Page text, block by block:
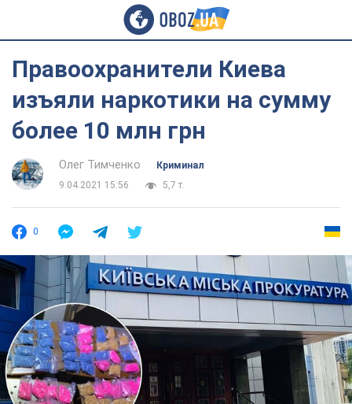
Правоохранители Киева
изъяли наркотики на сумму
более 10 млн грн
Олег Тимченко
Криминал
9.04.2021 15:56
5,7 т.
0